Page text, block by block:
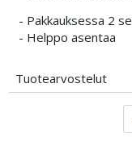
- Pakkauksessa 2
- Helppo asentaa
Tuotearvostelut